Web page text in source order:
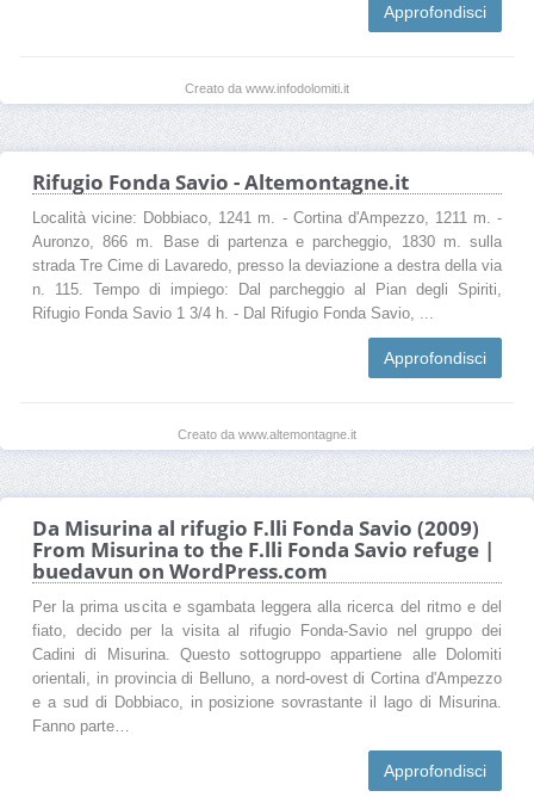
Approfondisci
Creato da www.infodolomiti.it
Rifugio Fonda Savio - Altemontagne.it
Località vicine: Dobbiaco, 1241 m. - Cortina d'Ampezzo, 1211 m. -
Auronzo, 866 m. Base di partenza e parcheggio, 1830 m. sulla
strada Tre Cime di Lavaredo, presso la deviazione a destra della via
n. 115. Tempo di impiego: Dal parcheggio al Pian degli Spiriti,
Rifugio Fonda Savio 1 3/4 h. - Dal Rifugio Fonda Savio, ...
Approfondisci
Creato da www.altemontagne.it
Da Misurina al rifugio F.lli Fonda Savio (2009)
From Misurina to the F.lli Fonda Savio refuge |
buedavun on WordPress.com
Per la prima uscita e sgambata leggera alla ricerca del ritmo e del
fiato, decido per la visita al rifugio Fonda-Savio nel gruppo dei
Cadini di Misurina. Questo sottogruppo appartiene alle Dolomiti
orientali, in provincia di Belluno, a nord-ovest di Cortina d'Ampezzo
e a sud di Dobbiaco, in posizione sovrastante il lago di Misurina.
Fanno parte…
Approfondisci